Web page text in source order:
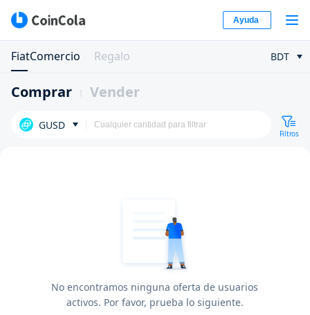
Ayuda
FiatComercio Regalo BDT
Comprar Vender
GUSD
Filtros
No encontramos ninguna oferta de usuarios
activos. Por favor, prueba lo siguiente.